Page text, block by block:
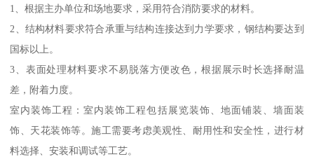
1、根据主办单位和场地要求，采用符合消防要求的材料。
2、结构材料要求符合承重与结构连接达到力学要求，钢结构要达到
国标以上。
3、表面处理材料要求不易脱落方便改色，根据展示时长选择耐温
差，附着力度。
室内装饰工程：室内装饰工程包括展览装饰、地面铺装、墙面装
饰、天花装饰等。施工需要考虑美观性、耐用性和安全性，进行材
料选择、安装和调试等工艺。